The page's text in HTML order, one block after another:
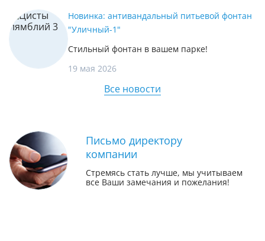
Новинка: антивандальный питьевой фонтан
"Уличный-1"
Стильный фонтан в вашем парке!
19 мая 2026
Все новости
Письмо директору
компании
Стремясь стать лучше, мы учитываем
все Ваши замечания и пожелания!